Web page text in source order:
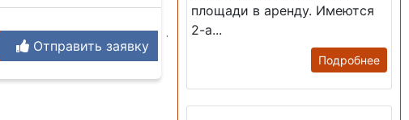
Отправить заявку
площади в аренду. Имеются
2-а...
Подробнее